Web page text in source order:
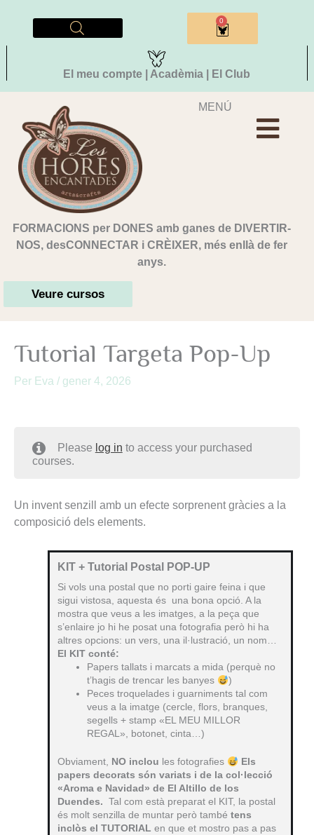
El meu compte | Acadèmia | El Club
0
Cistella
FORMACIONS per DONES amb ganes de DIVERTIR-
NOS, desCONNECTAR i CRÈIXER, més enllà de fer
anys.
Veure cursos
MENÚ
Tutorial Targeta Pop-Up
Per Eva / gener 4, 2026
Please log in to access your purchased
courses.
Un invent senzill amb un efecte sorprenent gràcies a la
composició dels elements.
KIT + Tutorial Postal POP-UP
Si vols una postal que no porti gaire feina i que
sigui vistosa, aquesta és una bona opció. A la
mostra que veus a les imatges, a la peça que
s’enlaire jo hi he posat una fotografia però hi ha
altres opcions: un vers, una il·lustració, un nom…
El KIT conté:
Papers tallats i marcats a mida (perquè no
t’hagis de trencar les banyes
)
Peces troquelades i guarniments tal com
veus a la imatge (cercle, flors, branques,
segells + stamp «EL MEU MILLOR
REGAL», botonet, cinta…)
Obviament, NO inclou les fotografies
Els
papers decorats són variats i de la col·lecció
«Aroma e Navidad» de El Altillo de los
Duendes. Tal com està preparat el KIT, la postal
és molt senzilla de muntar però també tens
inclòs el TUTORIAL en que et mostro pas a pas